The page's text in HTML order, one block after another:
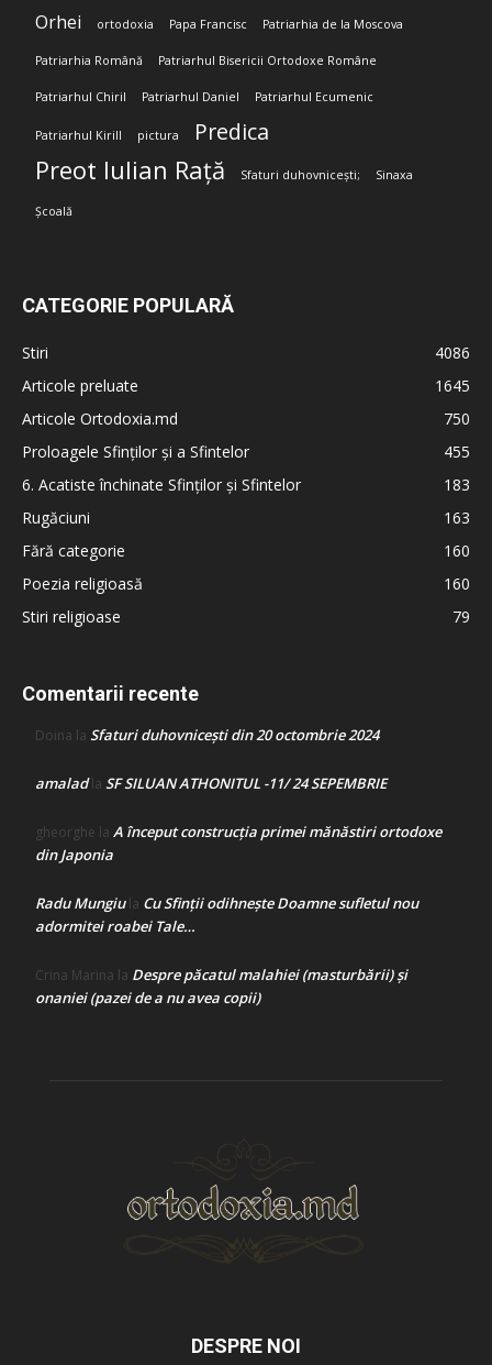
Orhei ortodoxia Papa Francisc Patriarhia de la Moscova
Patriarhia Română Patriarhul Bisericii Ortodoxe Române
Patriarhul Chiril Patriarhul Daniel Patriarhul Ecumenic
Patriarhul Kirill pictura Predica
Preot Iulian Rață Sfaturi duhovnicești; Sinaxa
Școală
CATEGORIE POPULARĂ
Stiri
4086
Articole preluate
1645
Articole Ortodoxia.md
750
Proloagele Sfinților și a Sfintelor
455
6. Acatiste închinate Sfinților și Sfintelor
183
Rugăciuni
163
Fără categorie
160
Poezia religioasă
160
Stiri religioase
79
Comentarii recente
Doina la Sfaturi duhovnicești din 20 octombrie 2024
amaladla SF SILUAN ATHONITUL -11/ 24 SEPEMBRIE
gheorghe la A început construcţia primei mănăstiri ortodoxe
din Japonia
Radu Mungiula Cu Sfinții odihnește Doamne sufletul nou
adormitei roabei Tale…
Crina Marina la Despre păcatul malahiei (masturbării) şi
onaniei (pazei de a nu avea copii)
DESPRE NOI